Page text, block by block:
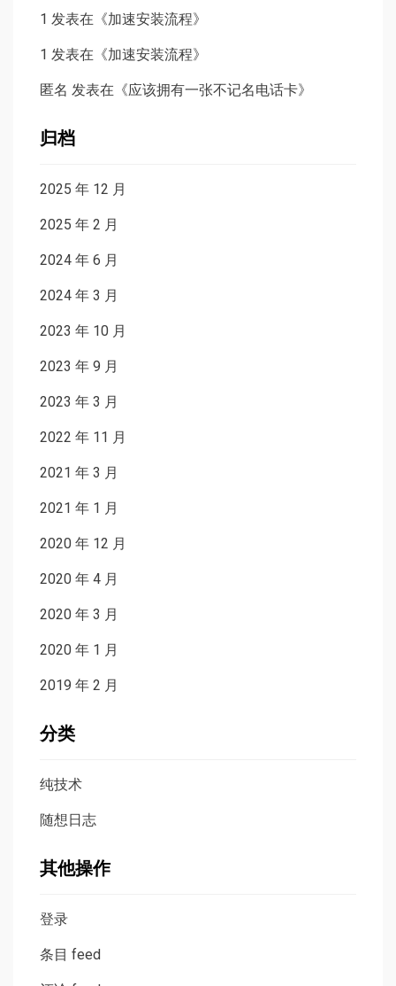
1 发表在《加速安装流程》
1 发表在《加速安装流程》
匿名 发表在《应该拥有一张不记名电话卡》
归档
2025 年 12 月
2025 年 2 月
2024 年 6 月
2024 年 3 月
2023 年 10 月
2023 年 9 月
2023 年 3 月
2022 年 11 月
2021 年 3 月
2021 年 1 月
2020 年 12 月
2020 年 4 月
2020 年 3 月
2020 年 1 月
2019 年 2 月
分类
纯技术
随想日志
其他操作
登录
条目 feed